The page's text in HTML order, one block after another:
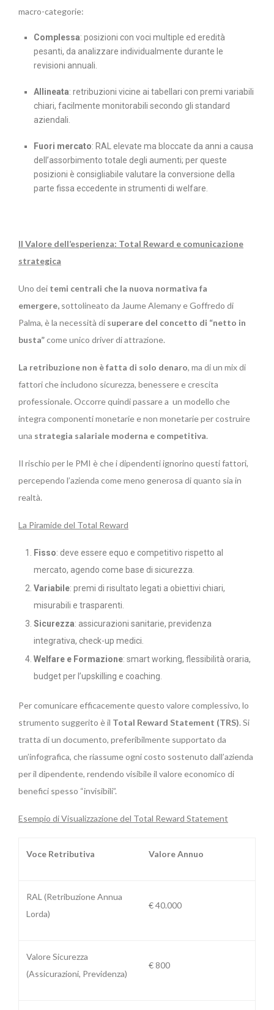
macro-categorie:
Complessa: posizioni con voci multiple ed eredità
pesanti, da analizzare individualmente durante le
revisioni annuali.
Allineata: retribuzioni vicine ai tabellari con premi variabili
chiari, facilmente monitorabili secondo gli standard
aziendali.
Fuori mercato: RAL elevate ma bloccate da anni a causa
dell’assorbimento totale degli aumenti; per queste
posizioni è consigliabile valutare la conversione della
parte fissa eccedente in strumenti di welfare.
Il Valore dell’esperienza: Total Reward e comunicazione
strategica
Uno dei temi centrali che la nuova normativa fa
emergere, sottolineato da Jaume Alemany e Goffredo di
Palma, è la necessità di superare del concetto di “netto in
busta”come unico driver di attrazione.
La retribuzione non è fatta di solo denaro, ma di un mix di
fattori che includono sicurezza, benessere e crescita
professionale. Occorre quindi passare a un modello che
integra componenti monetarie e non monetarie per costruire
una strategia salariale moderna e competitiva.
Il rischio per le PMI è che i dipendenti ignorino questi fattori,
percependo l’azienda come meno generosa di quanto sia in
realtà.
La Piramide del Total Reward
Fisso: deve essere equo e competitivo rispetto al
mercato, agendo come base di sicurezza.
Variabile: premi di risultato legati a obiettivi chiari,
misurabili e trasparenti.
Sicurezza: assicurazioni sanitarie, previdenza
integrativa, check-up medici.
Welfare e Formazione: smart working, flessibilità oraria,
budget per l’upskilling e coaching.
Per comunicare efficacemente questo valore complessivo, lo
strumento suggerito è il Total Reward Statement (TRS). Si
tratta di un documento, preferibilmente supportato da
un’infografica, che riassume ogni costo sostenuto dall’azienda
per il dipendente, rendendo visibile il valore economico di
benefici spesso “invisibili”.
Esempio di Visualizzazione del Total Reward Statement
Voce Retributiva Valore Annuo
RAL (Retribuzione Annua
Lorda)
€ 40.000
Valore Sicurezza
(Assicurazioni, Previdenza)
€ 800